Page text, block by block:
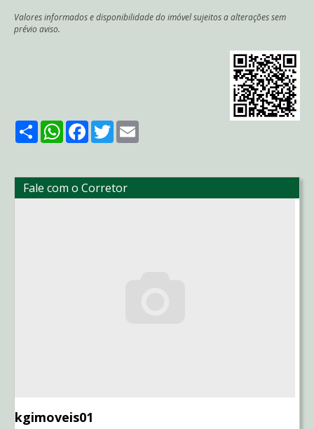
Valores informados e disponibilidade do imóvel sujeitos a alterações sem
prévio aviso.
ShareWhatsApp
Facebook
Twitter
Fale com o Corretor
kgimoveis01